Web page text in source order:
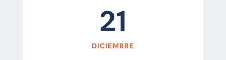
21
DICIEMBRE